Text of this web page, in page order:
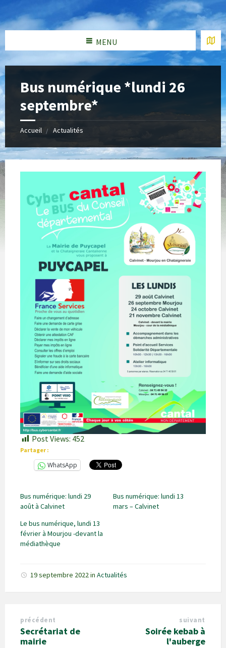
MENU
Bus numérique *lundi 26
septembre*
Accueil Actualités
Post Views: 452
Partager :
WhatsApp
Bus numérique: lundi 29
août à Calvinet
Bus numérique: lundi 13
mars – Calvinet
Le bus numérique, lundi 13
février à Mourjou -devant la
médiathèque
19 septembre 2022in Actualités
précédent
Secrétariat de
mairie
suivant
Soirée kebab à
l'auberge